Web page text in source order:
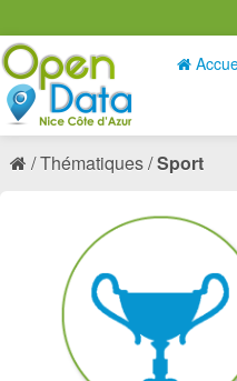
Thématiques Sport